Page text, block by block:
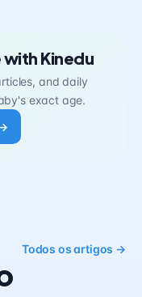
Kinedu
and daily
exact age.
Todos os artigos →